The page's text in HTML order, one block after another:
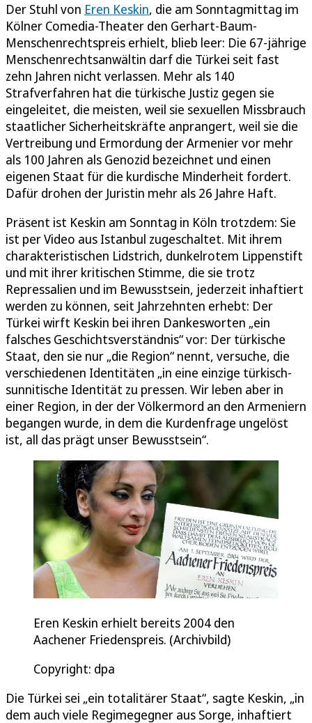
Der Stuhl von Eren Keskin, die am Sonntagmittag im
Kölner Comedia-Theater den Gerhart-Baum-
Menschenrechtspreis erhielt, blieb leer: Die 67-jährige
Menschenrechtsanwältin darf die Türkei seit fast
zehn Jahren nicht verlassen. Mehr als 140
Strafverfahren hat die türkische Justiz gegen sie
eingeleitet, die meisten, weil sie sexuellen Missbrauch
staatlicher Sicherheitskräfte anprangert, weil sie die
Vertreibung und Ermordung der Armenier vor mehr
als 100 Jahren als Genozid bezeichnet und einen
eigenen Staat für die kurdische Minderheit fordert.
Dafür drohen der Juristin mehr als 26 Jahre Haft.
Präsent ist Keskin am Sonntag in Köln trotzdem: Sie
ist per Video aus Istanbul zugeschaltet. Mit ihrem
charakteristischen Lidstrich, dunkelrotem Lippenstift
und mit ihrer kritischen Stimme, die sie trotz
Repressalien und im Bewusstsein, jederzeit inhaftiert
werden zu können, seit Jahrzehnten erhebt: Der
Türkei wirft Keskin bei ihren Dankesworten „ein
falsches Geschichtsverständnis“ vor: Der türkische
Staat, den sie nur „die Region“ nennt, versuche, die
verschiedenen Identitäten „in eine einzige türkisch-
sunnitische Identität zu pressen. Wir leben aber in
einer Region, in der der Völkermord an den Armeniern
begangen wurde, in dem die Kurdenfrage ungelöst
ist, all das prägt unser Bewusstsein“.
Eren Keskin erhielt bereits 2004 den
Aachener Friedenspreis. (Archivbild)
Copyright: dpa
Die Türkei sei „ein totalitärer Staat“, sagte Keskin, „in
dem auch viele Regimegegner aus Sorge, inhaftiert